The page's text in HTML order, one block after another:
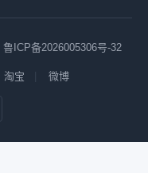
鲁ICP备2026005306号-32
淘宝 微博